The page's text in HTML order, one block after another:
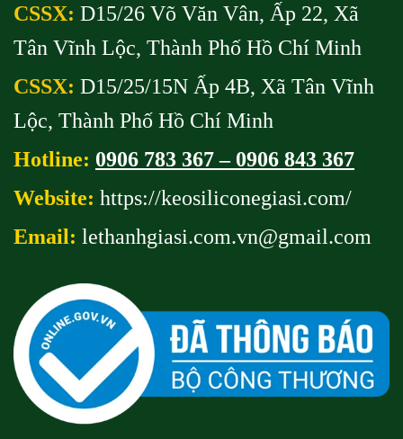
CSSX: D15/26 Võ Văn Vân, Ấp 22, Xã
Tân Vĩnh Lộc, Thành Phố Hồ Chí Minh
CSSX: D15/25/15N Ấp 4B, Xã Tân Vĩnh
Lộc, Thành Phố Hồ Chí Minh
Hotline: 0906 783 367 – 0906 843 367
Website: https://keosiliconegiasi.com/
Email: lethanhgiasi.com.vn@gmail.com